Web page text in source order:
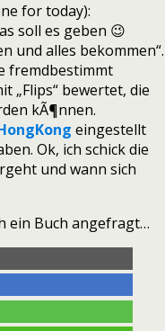
for today):
soll es geben 😉
und alles bekommen“.
fremdbestimmt
„Flips“ bewertet, die
kÃ¶nnen.
eingestellt
Ok, ich schick die
und wann sich
ein Buch angefragt…